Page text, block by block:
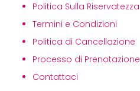
Politica Sulla Riservatezza
Termini e Condizioni
Politica di Cancellazione
Processo di Prenotazione
Contattaci